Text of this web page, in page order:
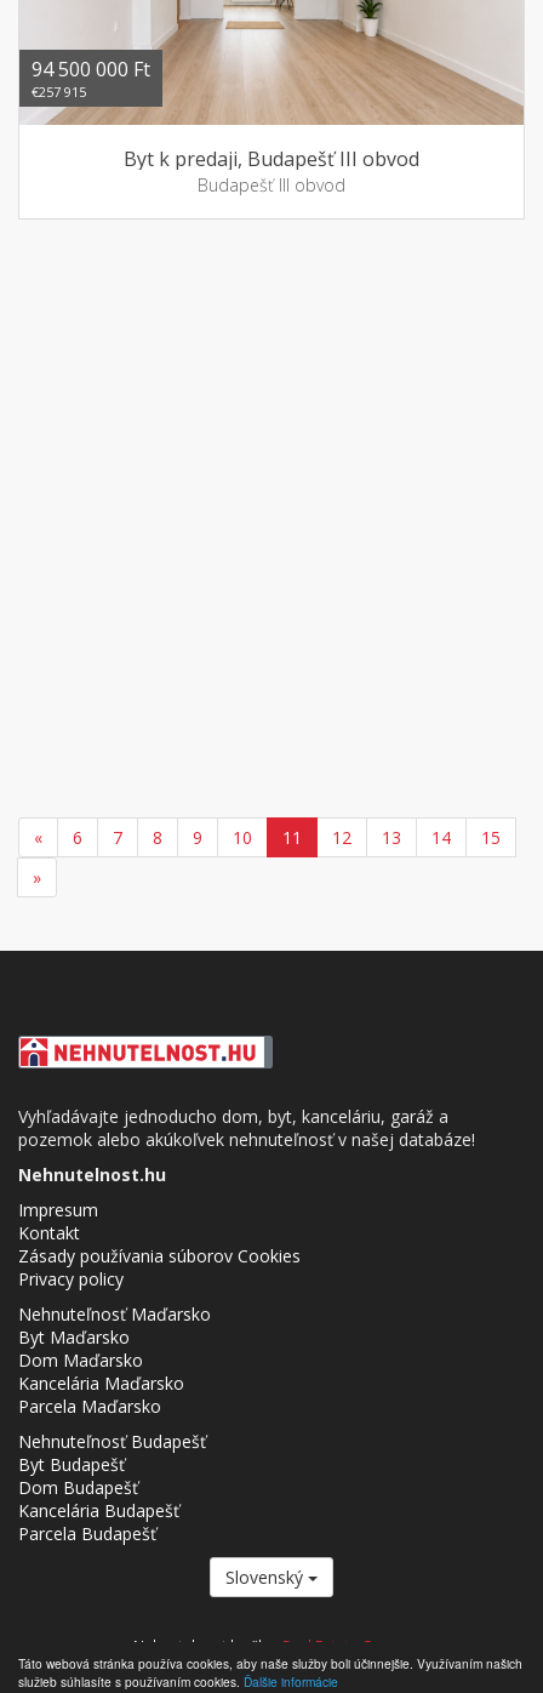
Táto webová stránka používa cookies, aby naše služby boli účinnejšie. Využívaním našich
služieb súhlasíte s používaním cookies. Ďalšie informácie
94 500 000 Ft
€257 915
Byt k predaji, Budapešť III obvod
Budapešť III obvod
« 6 7 8 9 10 11 12 13 14
15
»
Vyhľadávajte jednoducho dom, byt, kanceláriu, garáž a
pozemok alebo akúkoľvek nehnuteľnosť v našej databáze!
Nehnutelnost.hu
Impresum
Kontakt
Zásady používania súborov Cookies
Privacy policy
Nehnuteľnosť Maďarsko
Byt Maďarsko
Dom Maďarsko
Kancelária Maďarsko
Parcela Maďarsko
Nehnuteľnosť Budapešť
Byt Budapešť
Dom Budapešť
Kancelária Budapešť
Parcela Budapešť
Slovenský
Nehnutelnost.hu člen Real Estate Group.